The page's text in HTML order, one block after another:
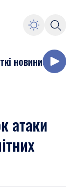
новини
атаки